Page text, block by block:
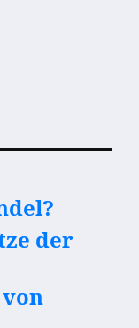
der